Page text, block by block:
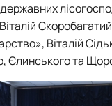
державних
Віталій
Єлинського та